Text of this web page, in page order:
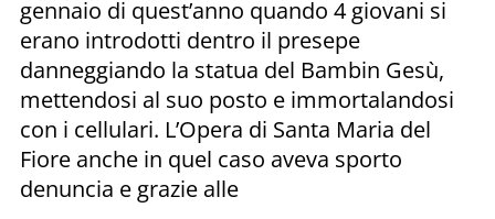
gennaio di quest’anno quando 4 giovani si
erano introdotti dentro il presepe
danneggiando la statua del Bambin Gesù,
mettendosi al suo posto e immortalandosi
con i cellulari. L’Opera di Santa Maria del
Fiore anche in quel caso aveva sporto
denuncia e grazie alle